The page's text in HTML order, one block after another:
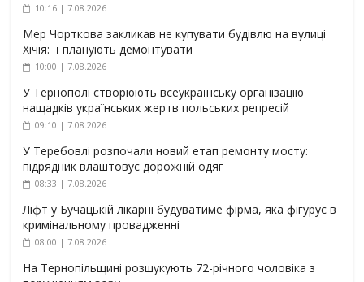
10:16 | 7.08.2026
Мер Чорткова закликав не купувати будівлю на вулиці
Хічія: її планують демонтувати
10:00 | 7.08.2026
У Тернополі створюють всеукраїнську організацію
нащадків українських жертв польських репресій
09:10 | 7.08.2026
У Теребовлі розпочали новий етап ремонту мосту:
підрядник влаштовує дорожній одяг
08:33 | 7.08.2026
Ліфт у Бучацькій лікарні будуватиме фірма, яка фігурує в
кримінальному провадженні
08:00 | 7.08.2026
На Тернопільщині розшукують 72-річного чоловіка з